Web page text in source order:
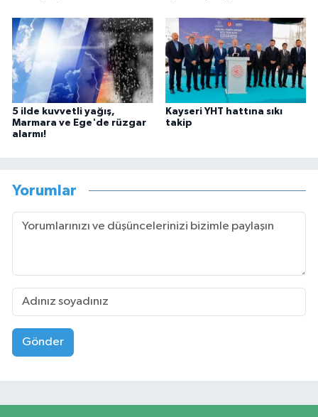
5 ilde kuvvetli yağış,
Marmara ve Ege'de rüzgar
alarmı!
Kayseri YHT hattına sıkı
takip
Yorumlar
Gönder